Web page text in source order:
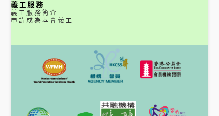
義工服務
義工服務簡介
申請成為本會義工